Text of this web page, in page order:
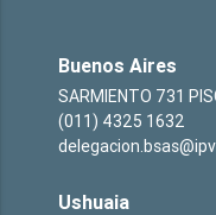
Buenos Aires
SARMIENTO 731
(011) 4325 1632
Ushuaia